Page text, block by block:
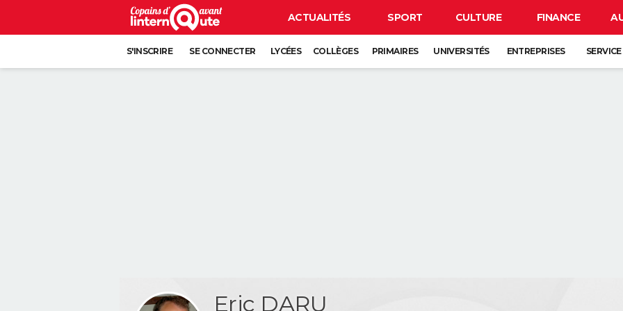
ACTUALITÉS SPORT CULTURE FINANCE
S'INSCRIRE SE CONNECTER LYCÉES COLLÈGES PRIMAIRES UNIVERSITÉS ENTREPRISES
Eric DARU